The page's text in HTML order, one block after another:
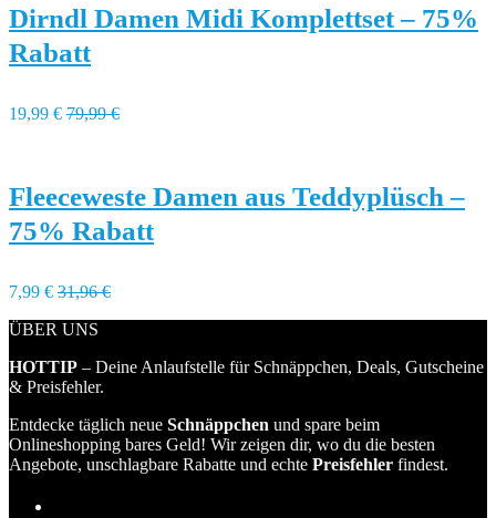
Dirndl Damen Midi Komplettset – 75%
Rabatt
19,99 € 79,99 €
Fleeceweste Damen aus Teddyplüsch –
75% Rabatt
7,99 € 31,96 €
ÜBER UNS
HOTTIP – Deine Anlaufstelle für Schnäppchen, Deals, Gutscheine
& Preisfehler.
Entdecke täglich neue Schnäppchen und spare beim
Onlineshopping bares Geld! Wir zeigen dir, wo du die besten
Angebote, unschlagbare Rabatte und echte Preisfehler findest.